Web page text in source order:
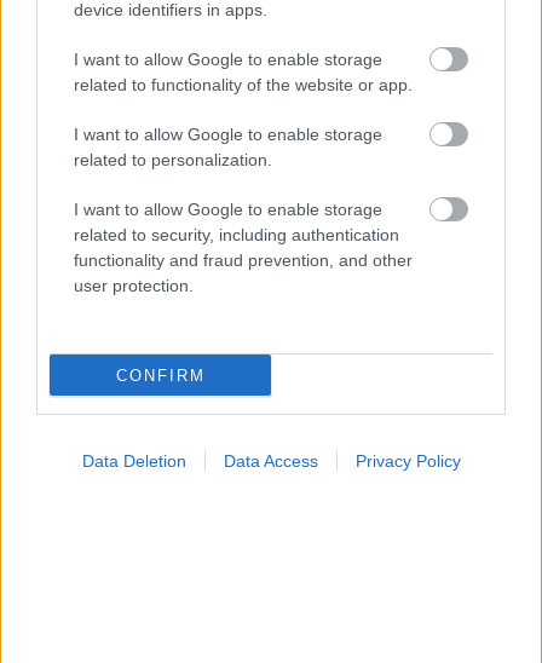
device identifiers in apps.
I want to allow Google to enable storage
related to functionality of the website or app.
I want to allow Google to enable storage
related to personalization.
I want to allow Google to enable storage
related to security, including authentication
functionality and fraud prevention, and other
user protection.
CONFIRM
Data Deletion Data Access Privacy Policy